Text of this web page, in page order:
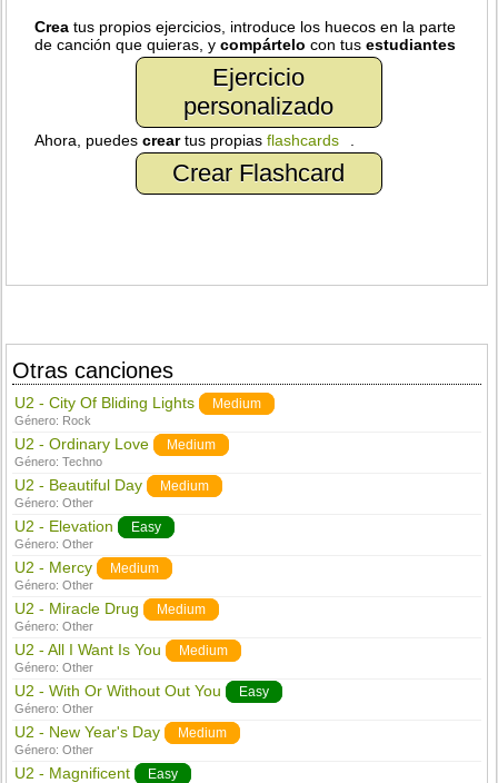
Crea tus propios ejercicios, introduce los huecos en la parte
de canción que quieras, ycompártelo con tusestudiantes
Ejercicio
personalizado
Ahora, puedescreartus propiasflashcards
Crear Flashcard
Otras canciones
U2 - City Of Bliding Lights Medium
Género: Rock
U2 - Ordinary Love Medium
Género:Techno
U2 - Beautiful Day Medium
Género:Other
U2 - Elevation Easy
Género:Other
U2 - Mercy Medium
Género:Other
U2 - Miracle Drug Medium
Género:Other
U2 - All I Want Is You Medium
Género:Other
U2 - With Or Without Out You Easy
Género:Other
U2 - New Year's Day Medium
Género:Other
U2 - Magnificent Easy